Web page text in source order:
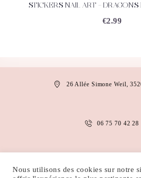
ACHETEZ
STICKERS NAIL ART –
€2.99
26 Allée Simone Weil,
06 75 70 42 28
Nous utilisons des cookies sur notre